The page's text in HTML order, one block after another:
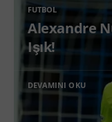
FUTBOL
Alexandre
Işık!
DEVAMINI OKU